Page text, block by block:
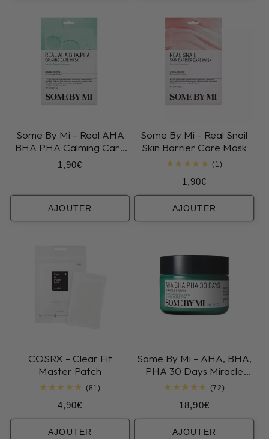
Some By Mi - Real AHA
BHA PHA Calming Care
Mask
Prix
1,90€
AJOUTER
Some By Mi - Real Snail
Skin Barrier Care Mask
(1)1
Prix
habituel
1,90€
AJOUTER
COSRX - Clear Fit
Master Patch
(81)81
Prix
habituel
4,90€
AJOUTER
Some By Mi - AHA, BHA,
PHA 30 Days Miracle
Cream
(72)72
Prix
habituel
18,90€
AJOUTER